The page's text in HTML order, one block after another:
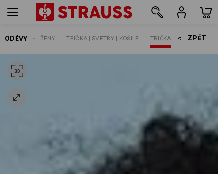
ODĚVY ZPĚT    >
TRIČKA
TRIČKA | SVETRY | KOŠILE
ŽENY